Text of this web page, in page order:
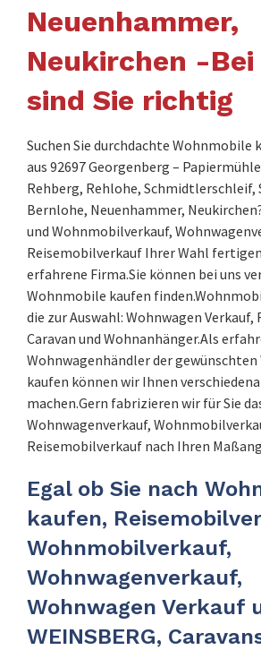
Neuenhammer,
Neukirchen -Bei
sind Sie richtig
Suchen Sie durchdachte Wohnmobile
aus 92697 Georgenberg –
Rehberg, Rehlohe, Schmidtlerschleif,
Bernlohe, Neuenhammer,
und Wohnmobilverkauf,
Reisemobilverkauf Ihrer Wahl
erfahrene Firma.Sie können bei uns
Wohnmobile kaufen
die zur Auswahl: Wohnwagen Verkauf,
Caravan und Wohnanhänger.Als
Wohnwagenhändler der
kaufen können wir Ihnen
machen.Gern fabrizieren wir für Sie
Wohnwagenverkauf,
Reisemobilverkauf nach Ihren
Egal ob Sie nach
kaufen,
Wohnmobilverkauf,
Wohnwagenverkauf,
Wohnwagen Verkauf
WEINSBERG,